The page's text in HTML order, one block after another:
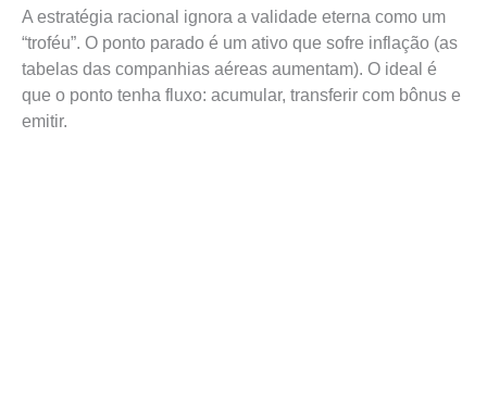
A estratégia racional ignora a validade eterna como um
“troféu”. O ponto parado é um ativo que sofre inflação (as
tabelas das companhias aéreas aumentam). O ideal é
que o ponto tenha fluxo: acumular, transferir com bônus e
emitir.